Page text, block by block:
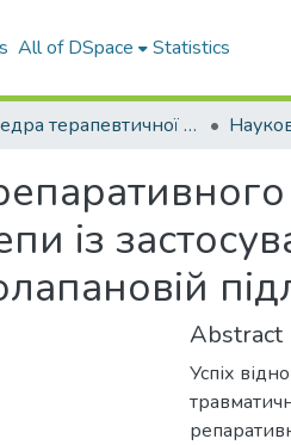
All of DSpace Statistics
Кафедра терапевтичної стоматології
із
Abstract
Успіх